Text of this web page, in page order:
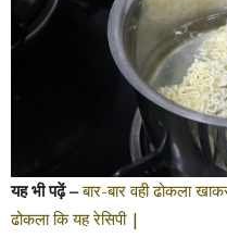
यह भी पढ़ें – बार-बार वही ढोकला
ढोकला कि यह रेसिपी |